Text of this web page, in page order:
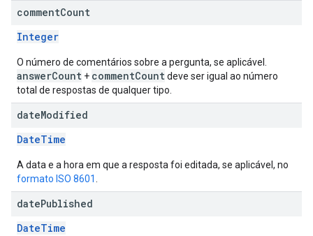
commentCount
Integer
O número de comentários sobre a pergunta, se aplicável.
answerCount + commentCount deve ser igual ao número
total de respostas de qualquer tipo.
dateModified
DateTime
A data e a hora em que a resposta foi editada, se aplicável, no
formato ISO 8601
datePublished
DateTime